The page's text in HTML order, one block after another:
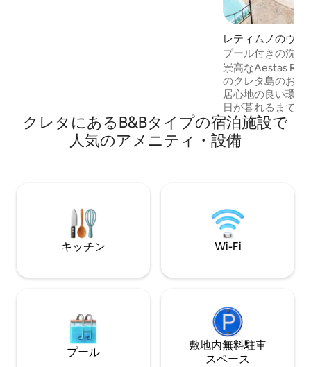
レティムノのヴィ
プール付きの洗練
「Aestas
崇高なAestas
のクレタ島のおも
居心地の良い環境
日が暮れるまで夏
お迎えします。ご
行に最適なこのエ
は、5つのスタイ
練された夏の隠れ
をお楽しみいただ
クレタにあるB&Bタイプの宿泊施設で
人気のアメニティ・設備
キッチン Wi-Fi
プール
敷地内無料駐⁠車
ス⁠ペ⁠ー⁠ス